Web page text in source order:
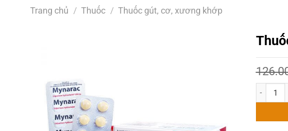
Trang chủ / Thuốc / Thuốc gút, cơ, xương khớp
Thuốc